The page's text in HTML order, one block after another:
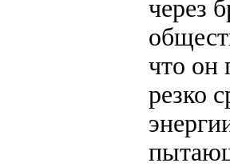
через
что он
резко